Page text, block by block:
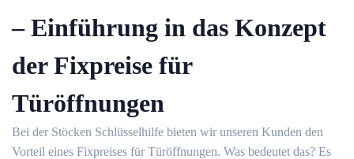
– Einführung in das Konzept
der Fixpreise für
Türöffnungen
Bei der Stöcken Schlüsselhilfe bieten wir unseren Kunden den
Vorteil eines Fixpreises für Türöffnungen.​ Was bedeutet das?​ Es